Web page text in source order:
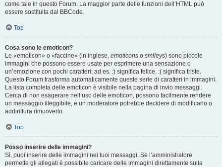
come tale in questo Forum. La maggior parte delle funzioni dell’HTML può
essere sostituita dal BBCode.
Top
Cosa sono le emoticon?
Le «emoticon» o «faccine» (in inglese, emoticons o smileys) sono piccole
immagini che possono essere usate per esprimere una sensazione o
un’emozione con pochi caratteri; ad es. :) significa felice, :( significa triste.
Questo Forum trasforma automaticamente queste serie di caratteri in immagini.
La lista completa delle emoticon è visibile nella pagina di invio messaggi.
Cerca di non esagerare nell’uso delle emoticon, possono facilmente rendere
un messaggio illeggibile, e un moderatore potrebbe decidere di modificarlo o
addirittura rimuoverlo.
Top
Posso inserire delle immagini?
Sì, puoi inserire delle immagini nei tuoi messaggi. Se l’amministratore
permette gli allegati è possibile caricare delle immagini direttamente sulla